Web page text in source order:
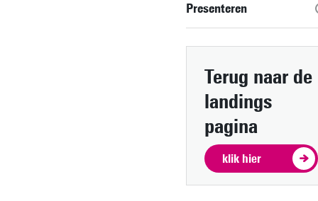
Presenteren
Terug naar de
landings
pagina
klik hier